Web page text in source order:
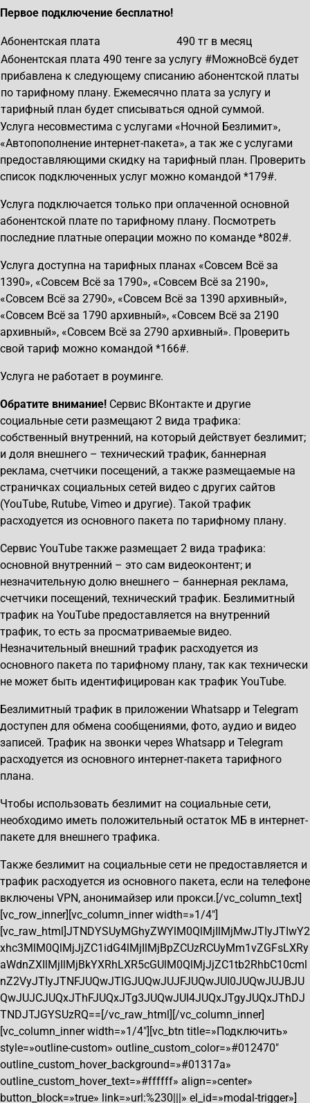
Первое подключение бесплатно!
Абонентская плата 490 тг в месяц
Абонентская плата 490 тенге за услугу #МожноВсё будет
прибавлена к следующему списанию абонентской платы
по тарифному плану. Ежемесячно плата за услугу и
тарифный план будет списываться одной суммой.
Услуга несовместима с услугами «Ночной Безлимит»,
«Автопополнение интернет-пакета», а так же с услугами
предоставляющими скидку на тарифный план. Проверить
список подключенных услуг можно командой *179#.
Услуга подключается только при оплаченной основной
абонентской плате по тарифному плану. Посмотреть
последние платные операции можно по команде *802#.
Услуга доступна на тарифных планах «Совсем Всё за
1390», «Совсем Всё за 1790», «Совсем Всё за 2190»,
«Совсем Всё за 2790», «Совсем Всё за 1390 архивный»,
«Совсем Всё за 1790 архивный», «Совсем Всё за 2190
архивный», «Совсем Всё за 2790 архивный». Проверить
свой тариф можно командой *166#.
Услуга не работает в роуминге.
Обратите внимание! Сервис ВКонтакте и другие
социальные сети размещают 2 вида трафика:
собственный внутренний, на который действует безлимит;
и доля внешнего – технический трафик, баннерная
реклама, счетчики посещений, а также размещаемые на
страничках социальных сетей видео с других сайтов
(YouTube, Rutube, Vimeo и другие). Такой трафик
расходуется из основного пакета по тарифному плану.
Сервис YouTube также размещает 2 вида трафика:
основной внутренний – это сам видеоконтент; и
незначительную долю внешнего – баннерная реклама,
счетчики посещений, технический трафик. Безлимитный
трафик на YouTube предоставляется на внутренний
трафик, то есть за просматриваемые видео.
Незначительный внешний трафик расходуется из
основного пакета по тарифному плану, так как технически
не может быть идентифицирован как трафик YouTube.
Безлимитный трафик в приложении Whatsapp и Telegram
доступен для обмена сообщениями, фото, аудио и видео
записей. Трафик на звонки через Whatsapp и Telegram
расходуется из основного интернет-пакета тарифного
плана.
Чтобы использовать безлимит на социальные сети,
необходимо иметь положительный остаток МБ в интернет-
пакете для внешнего трафика.
Также безлимит на социальные сети не предоставляется и
трафик расходуется из основного пакета, если на телефоне
включены VPN, анонимайзер или прокси.[/vc_column_text]
[vc_row_inner][vc_column_inner width=»1/4″]
[vc_raw_html]JTNDYSUyMGhyZWYlM0QlMjIlMjMwJTIyJTIwY2
xhc3MlM0QlMjJjZC1idG4lMjIlMjBpZCUzRCUyMm1vZGFsLXRy
aWdnZXIlMjIlMjBkYXRhLXR5cGUlM0QlMjJjZC1tb2RhbC10cml
nZ2VyJTIyJTNFJUQwJTlGJUQwJUJFJUQwJUI0JUQwJUJBJU
QwJUJCJUQxJThFJUQxJTg3JUQwJUI4JUQxJTgyJUQxJThDJ
TNDJTJGYSUzRQ==[/vc_raw_html][/vc_column_inner]
[vc_column_inner width=»1/4″][vc_btn title=»Подключить»
style=»outline-custom» outline_custom_color=»#012470″
outline_custom_hover_background=»#01317a»
outline_custom_hover_text=»#ffffff» align=»center»
button_block=»true» link=»url:%230|||» el_id=»modal-trigger»]